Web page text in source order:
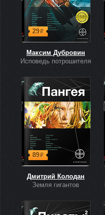
29р
Максим Дубровин
Исповедь потрошителя
89р
Дмитрий Колодан
Земля гигантов